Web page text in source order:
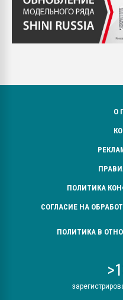
О
ПОЛИТИКА
СОГЛАСИЕ НА
ПОЛИТИКА В